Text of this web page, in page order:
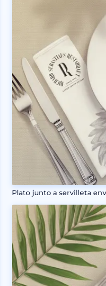
Plato junto a servilleta